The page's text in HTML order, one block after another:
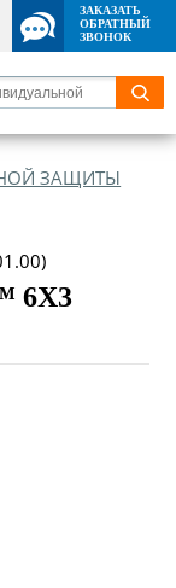
ЗАКАЗАТЬ
ОБРАТНЫЙ
ЗВОНОК
ЗАЩИТЫ
6Х3